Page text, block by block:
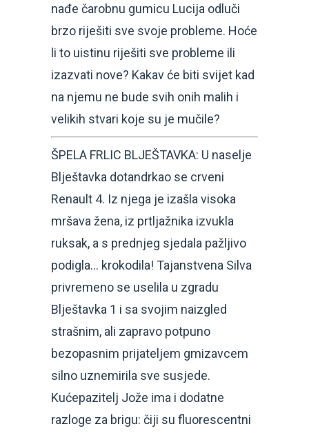
nađe čarobnu gumicu Lucija odluči
brzo riješiti sve svoje probleme. Hoće
li to uistinu riješiti sve probleme ili
izazvati nove? Kakav će biti svijet kad
na njemu ne bude svih onih malih i
velikih stvari koje su je mučile?
ŠPELA FRLIC BLJEŠTAVKA: U naselje
Blještavka dotandrkao se crveni
Renault 4. Iz njega je izašla visoka
mršava žena, iz prtljažnika izvukla
ruksak, a s prednjeg sjedala pažljivo
podigla… krokodila! Tajanstvena Silva
privremeno se uselila u zgradu
Blještavka 1 i sa svojim naizgled
strašnim, ali zapravo potpuno
bezopasnim prijateljem gmizavcem
silno uznemirila sve susjede.
Kućepazitelj Jože ima i dodatne
razloge za brigu: čiji su fluorescentni